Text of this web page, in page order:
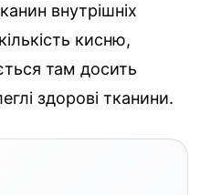
внутрішніх
кисню,
там досить
здорові тканини.